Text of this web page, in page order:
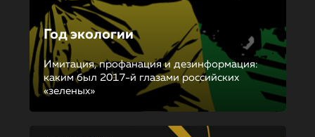
Год экологии
Имитация, профанация и дезинформация:
каким был 2017-й глазами российских
«зеленых»